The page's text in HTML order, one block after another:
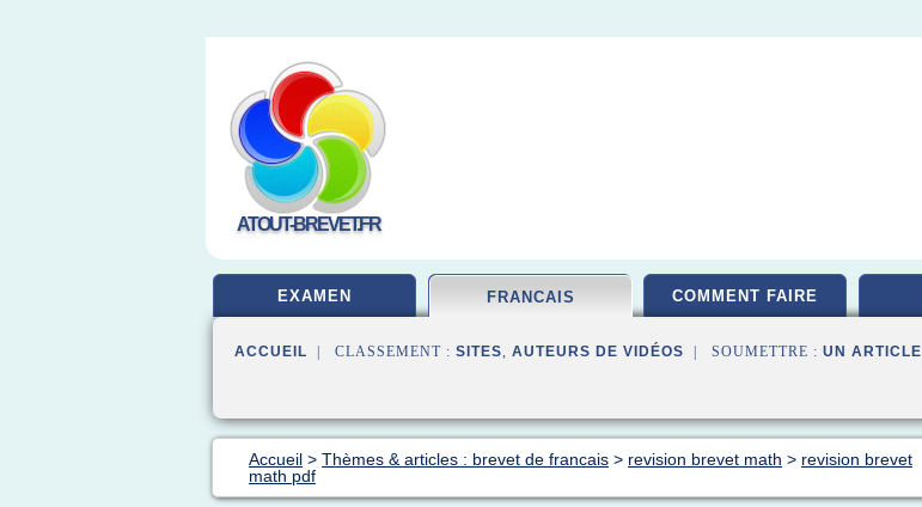
ATOUT-BREVET.FR
EXAMEN FRANCAIS COMMENT FAIRE
ACCUEIL | CLASSEMENT : SITES, AUTEURS DE VIDÉOS | SOUMETTRE : UN ARTICLE
Accueil > Thèmes & articles : brevet de francais > revision brevet math > revision brevet
math pdf